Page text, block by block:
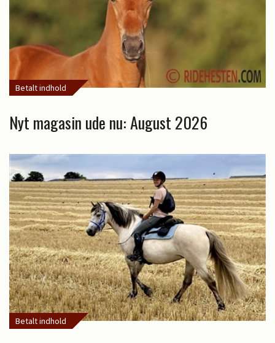
Betalt indhold
Nyt magasin ude nu: August 2026
Betalt indhold